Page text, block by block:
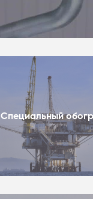
Специальный